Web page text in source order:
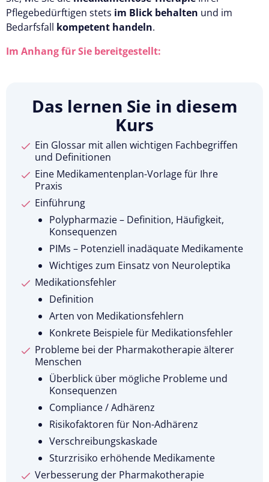
Pflegebedürftigen stets im Blick behalten und im
Bedarfsfall kompetent handeln.
Im Anhang für Sie bereitgestellt:
Das lernen Sie in diesem
Kurs
Ein Glossar mit allen wichtigen Fachbegriffen
und Definitionen
Eine Medikamentenplan-Vorlage für Ihre
Praxis
Einführung
Polypharmazie – Definition, Häufigkeit,
Konsequenzen
PIMs – Potenziell inadäquate Medikamente
Wichtiges zum Einsatz von Neuroleptika
Medikationsfehler
Definition
Arten von Medikationsfehlern
Konkrete Beispiele für Medikationsfehler
Probleme bei der Pharmakotherapie älterer
Menschen
Überblick über mögliche Probleme und
Konsequenzen
Compliance / Adhärenz
Risikofaktoren für Non-Adhärenz
Verschreibungskaskade
Sturzrisiko erhöhende Medikamente
Verbesserung der Pharmakotherapie